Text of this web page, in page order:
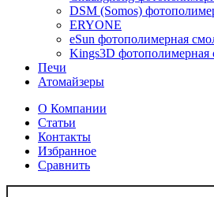
DSM (Somos)
ERYONE
eSun фотополимерная
Kings3D фотополимерная
Печи
Атомайзеры
О Компании
Статьи
Контакты
Избранное
Сравнить